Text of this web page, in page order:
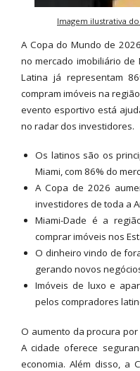
Imagem ilustrativa
A Copa do Mundo de
no mercado imobiliário de
Latina já representam
compram imóveis na
evento esportivo está
no radar dos investidores.
Os latinos são os
Miami, com 86% do
A Copa de 2026
investidores de toda a
Miami-Dade é a
comprar imóveis nos
O dinheiro vindo de
gerando novos
Imóveis de luxo e
pelos compradores
O aumento da procura
A cidade oferece
economia. Além disso, a